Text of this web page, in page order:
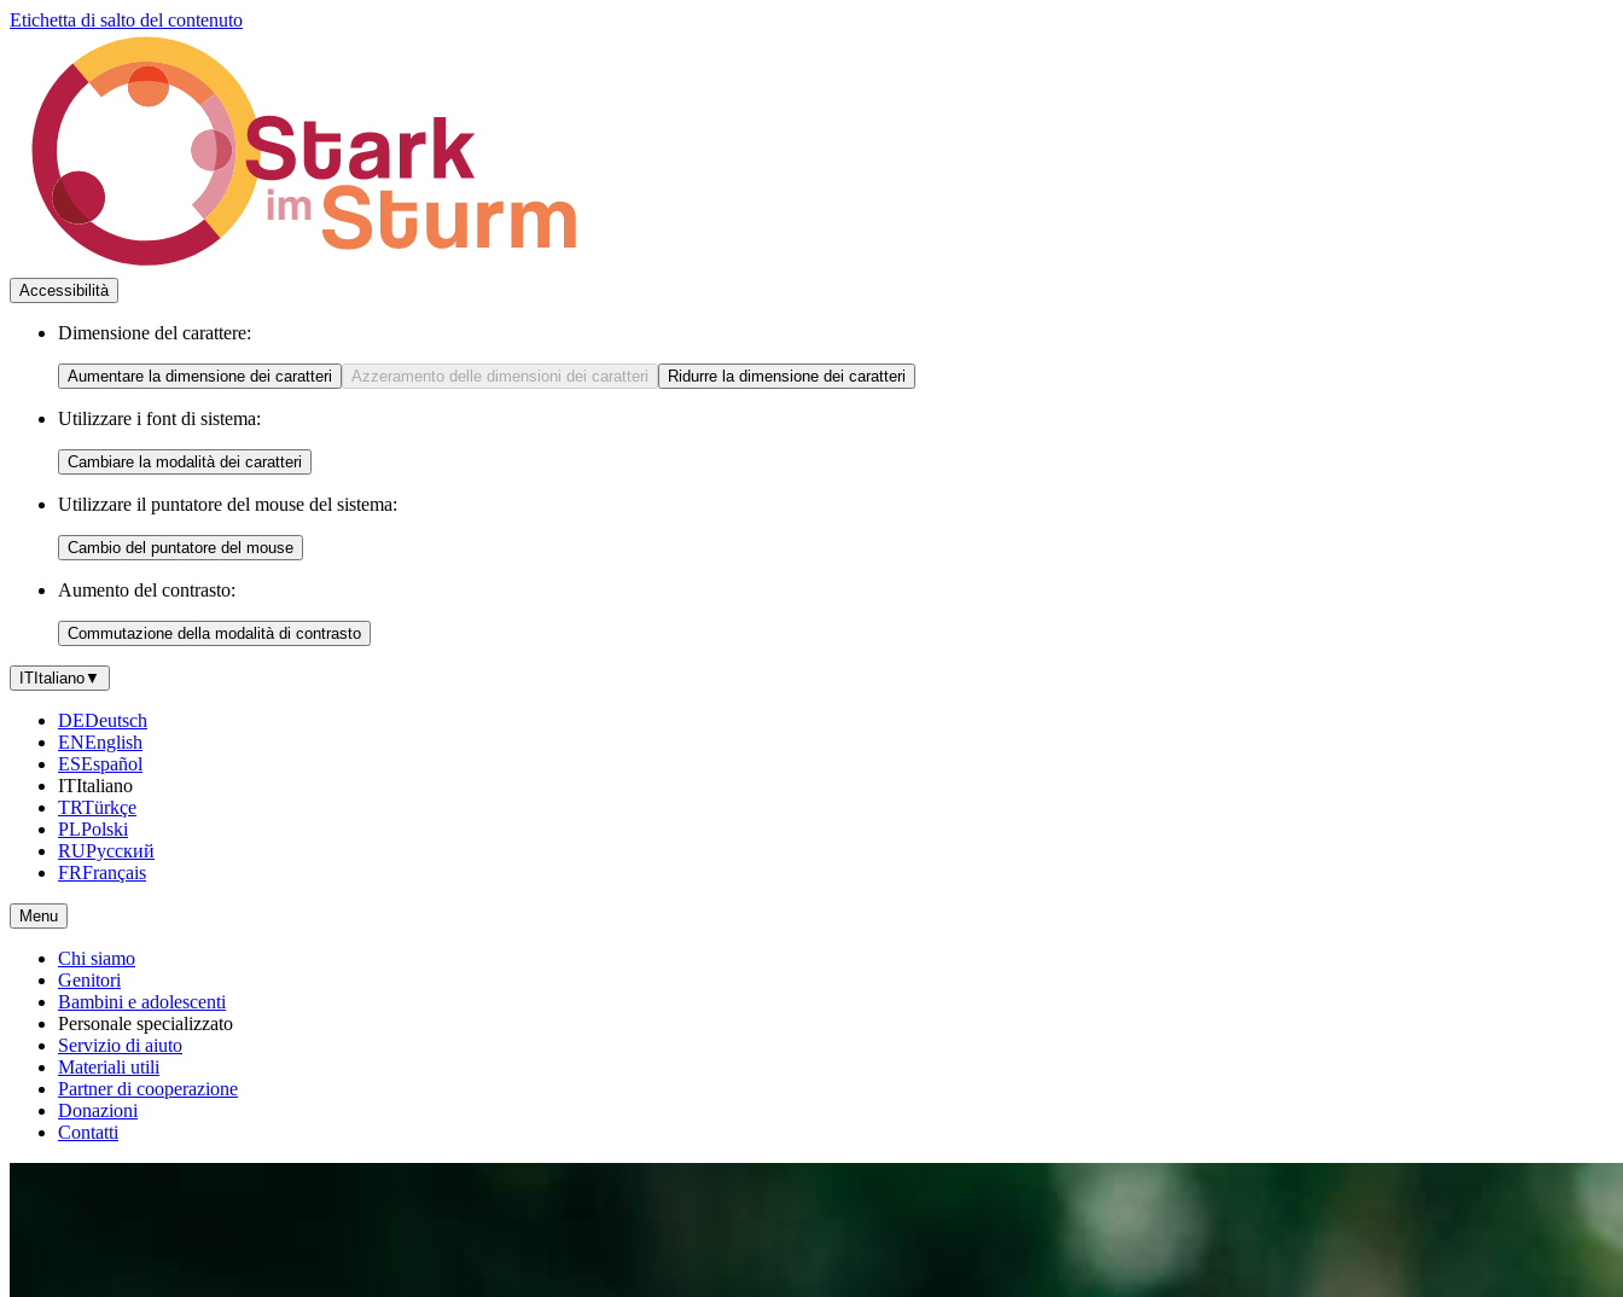
Etichetta di salto del contenuto
Accessibilità
Dimensione del carattere:
Aumentare la dimensione dei caratteri Azzeramento delle dimensioni dei caratteri Ridurre la dimensione dei caratteri
Utilizzare i font di sistema:
Cambiare la modalità dei caratteri
Utilizzare il puntatore del mouse del sistema:
Cambio del puntatore del mouse
Aumento del contrasto:
Commutazione della modalità di contrasto
IT Italiano▼
DEDeutsch
ENEnglish
ESEspañol
ITItaliano
TRTürkçe
PLPolski
RUРусский
FRFrançais
Menu
Chi siamo
Genitori
Bambini e adolescenti
Personale specializzato
Servizio di aiuto
Materiali utili
Partner di cooperazione
Donazioni
Contatti